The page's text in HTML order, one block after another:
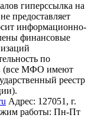
гиперссылка на
не предоставляет
информационно-
финансовые
по
(все МФО имеют
реестр
Адрес: 127051, г.
работы: Пн-Пт